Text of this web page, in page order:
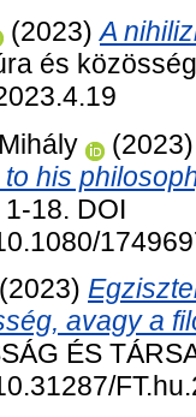
(2023)A
és
his
18. DOI
avagy a
ÉS